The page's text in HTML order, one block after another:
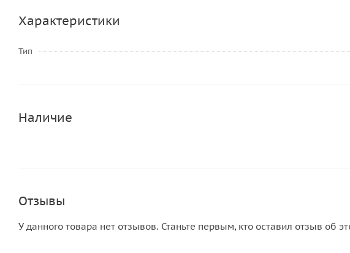
Характеристики
Тип
Наличие
Отзывы
У данного товара нет отзывов. Станьте первым, кто оставил отзыв об